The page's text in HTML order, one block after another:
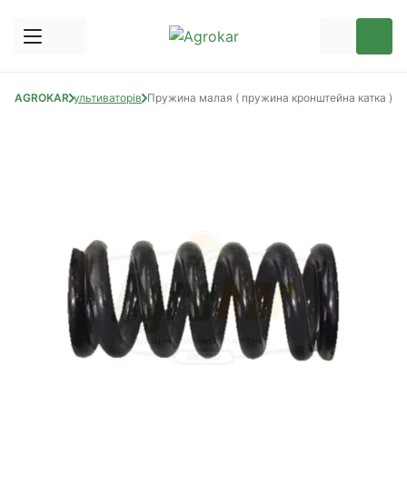
AGROKARдо культиваторів Пружина малая ( пружина кронштейна катка )